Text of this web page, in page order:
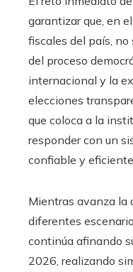
garantizar que, en
fiscales del país,
del proceso
internacional y la
elecciones
que coloca a la
responder con un
confiable y
Mientras avanza la
diferentes
continúa afinando
2026, realizando